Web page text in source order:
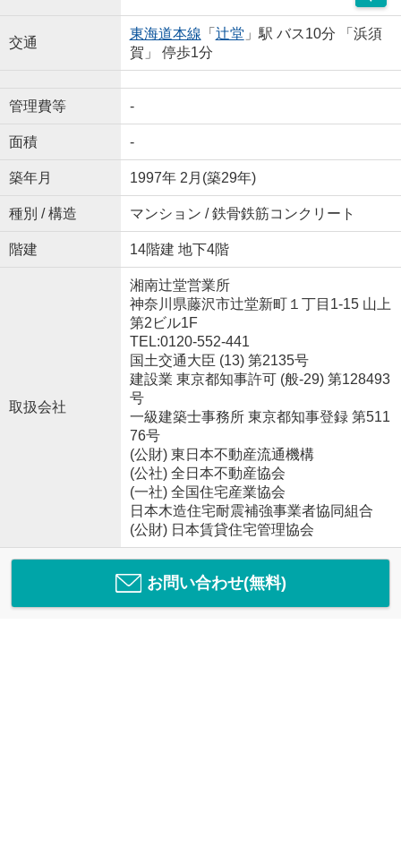
交通
東海道本線 「 辻堂 」駅 バス10分 「浜須
賀」 停歩1分
管理費等 -
面積 -
築年月 1997年 2月(築29年)
種別 / 構造 マンション / 鉄骨鉄筋コンクリート
階建 14階建 地下4階
取扱会社
湘南辻堂営業所
神奈川県藤沢市辻堂新町１丁目1-15 山上
第2ビル1F
TEL:0120-552-441
国土交通大臣 (13) 第2135号
建設業 東京都知事許可 (般-29) 第128493
号
一級建築士事務所 東京都知事登録 第511
76号
(公財) 東日本不動産流通機構
(公社) 全日本不動産協会
(一社) 全国住宅産業協会
日本木造住宅耐震補強事業者協同組合
(公財) 日本賃貸住宅管理協会
お問い合わせ(無料)